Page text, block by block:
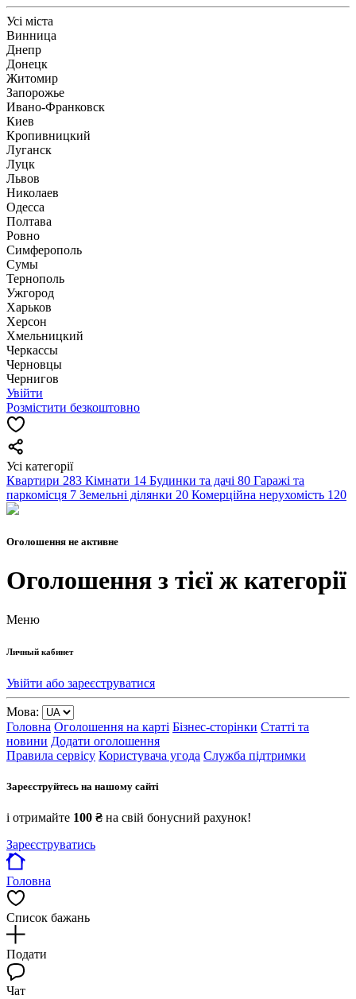
Усі міста
Винница
Днепр
Донецк
Житомир
Запорожье
Ивано-Франковск
Киев
Кропивницкий
Луганск
Луцк
Львов
Николаев
Одесса
Полтава
Ровно
Симферополь
Сумы
Тернополь
Ужгород
Харьков
Херсон
Хмельницкий
Черкассы
Чернoвцы
Чернигов
Увійти
Розмістити безкоштовно
Усі категорії
Квартири 283 Кімнати 14 Будинки та дачі 80 Гаражі та
паркомісця 7 Земельні ділянки 20 Комерційна нерухомість 120
Оголошення не активне
Оголошення з тієї ж категорії
Меню
Личный кабинет
Увійти або зареєструватися
Мова:
Головна Оголошення на карті Бізнес-сторінки Статті та
новини Додати оголошення
Правила сервісу Користувача угода Служба підтримки
Зареєструйтесь на нашому сайті
і отримайте 100 ₴ на свій бонусний рахунок!
Зареєструватись
Головна
Список бажань
Подати
Чат